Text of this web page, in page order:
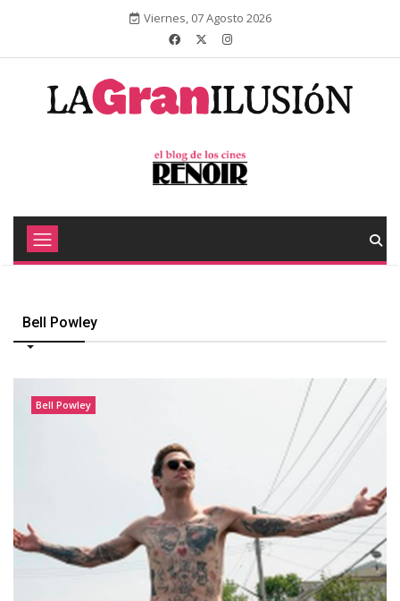
Viernes, 07 Agosto 2026
Bell Powley
Bell Powley